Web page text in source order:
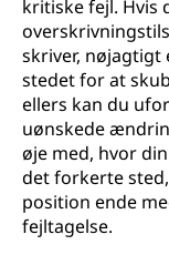
kritiske fejl. Hvis
skriver, nøjagtigt
stedet for at
ellers kan du
uønskede
øje med, hvor
det forkerte
position ende
fejltagelse.